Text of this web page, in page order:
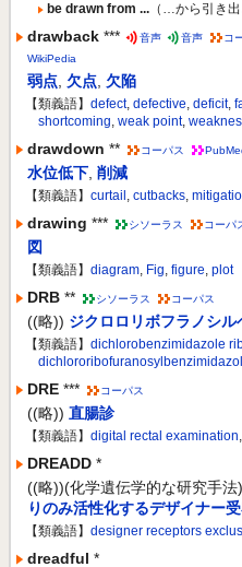
be drawn from ... （…から引き
drawback *** 音声 音声 コ
WikiPedia
弱点, 欠点, 欠陥
【類義語】 defect, defective, deficit,
shortcoming, weak point,
drawdown ** コーパス
水位低下, 削減
【類義語】 curtail , cutbacks,
drawing *** シソーラス コーパ
図
【類義語】 diagram, Fig, figure, plot
DRB ** シソーラス コーパス
((略)) ジクロロリボフラノシ
【類義語】 dichlorobenzimidazole
DRE *** コーパス
((略)) 直腸診
【類義語】 digital rectal examination,
DREADD *
((略))(化学遺伝学的な研究手法)
りのみ活性化するデザイナー
【類義語】 designer receptors
dreadful *